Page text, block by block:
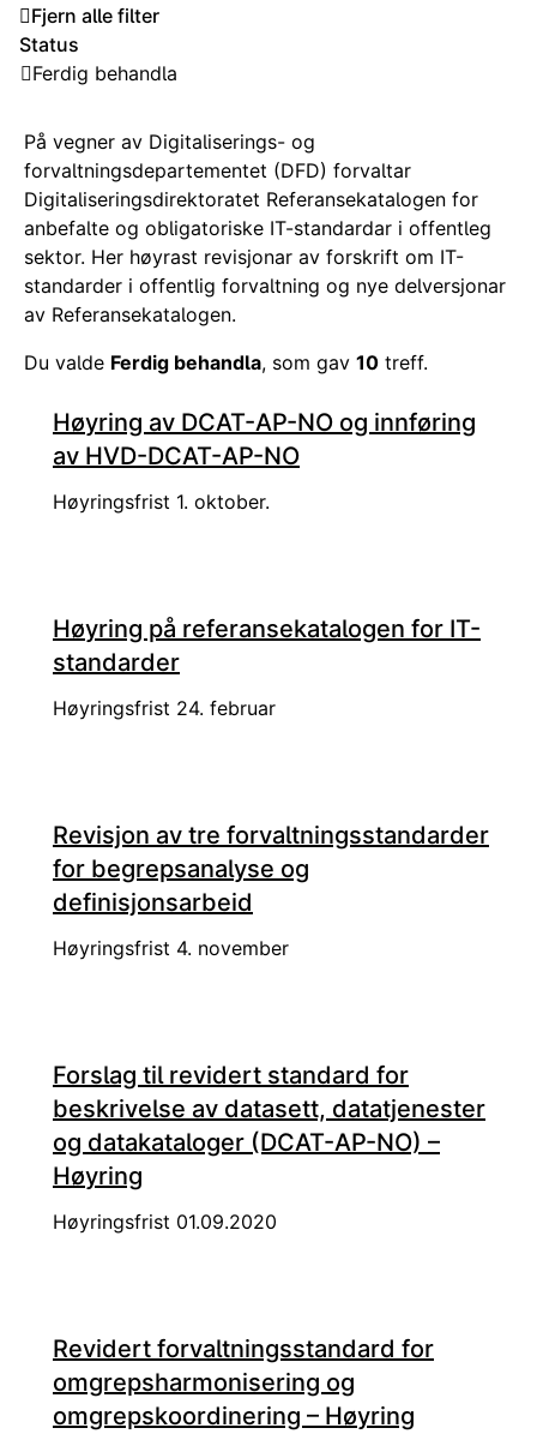
Fjern alle filter
Status
Ferdig behandla
På vegner av Digitaliserings- og
forvaltningsdepartementet (DFD) forvaltar
Digitaliseringsdirektoratet Referansekatalogen for
anbefalte og obligatoriske IT-standardar i offentleg
sektor. Her høyrast revisjonar av forskrift om IT-
standarder i offentlig forvaltning og nye delversjonar
av Referansekatalogen.
Du valde Ferdig behandla, som gav 10 treff.
Høyring av DCAT-AP-NO og innføring
av HVD-DCAT-AP-NO
Høyringsfrist 1. oktober.
Høyring på referansekatalogen for IT-
standarder
Høyringsfrist 24. februar
Revisjon av tre forvaltningsstandarder
for begrepsanalyse og
definisjonsarbeid
Høyringsfrist 4. november
Forslag til revidert standard for
beskrivelse av datasett, datatjenester
og datakataloger (DCAT-AP-NO) –
Høyring
Høyringsfrist 01.09.2020
Revidert forvaltningsstandard for
omgrepsharmonisering og
omgrepskoordinering – Høyring